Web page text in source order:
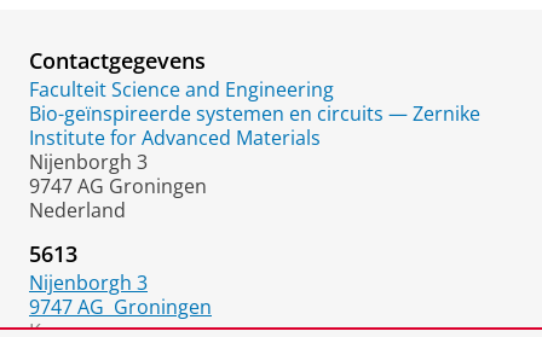
Contactgegevens
Faculteit Science and Engineering
Bio-geïnspireerde systemen en circuits — Zernike
Institute for Advanced Materials
Nijenborgh 3
9747 AG Groningen
Nederland
5613
Nijenborgh 3
9747 AG Groningen
Kamer: